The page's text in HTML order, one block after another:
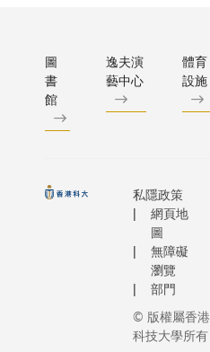
圖
書
館
逸夫演
藝中心
體育
設施
私隱政策
網頁地
圖
無障礙
瀏覽
部門
© 版權屬香港
科技大學所有